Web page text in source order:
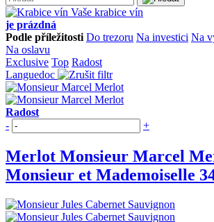
Vaše krabice vín
je prázdná
Podle příležitosti Do trezoru Na investici Na
Na oslavu
Exclusive Top Radost
Languedoc
Radost
-
+
Merlot Monsieur Marcel
Monsieur et Mademoiselle